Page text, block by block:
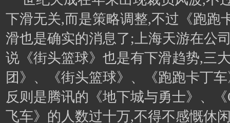
下滑无关,而是策略调整,不过《跑跑
滑也是确实的消息了;上海天游在公
说《街头篮球》也是有下滑趋势,三
团》、《街头篮球》、《跑跑卡丁
反则是腾讯的《地下城与勇士》、
飞车》的人数过十万,不得不感慨休